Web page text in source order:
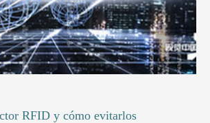
RFID y cómo evitarlos